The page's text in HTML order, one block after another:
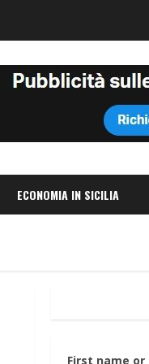
ECONOMIA IN SICILIA
First name